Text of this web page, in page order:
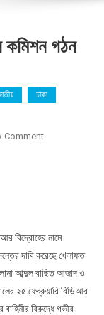
কমিশন গঠন
ঢাকা
CommentOn
গঠন
—–
বিদ্রোহের নামে
দাবি করেছে খেলাফত
আব্দুল বাছিত আজাদ ও
২৫ ফেব্রুয়ারি বিডিআর
বিরুদ্ধে গভীর